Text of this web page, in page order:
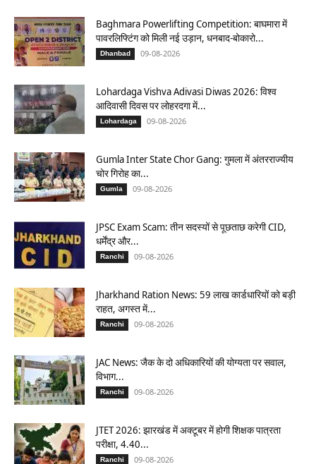
Baghmara Powerlifting Competition: बाघमारा में
पावरलिफ्टिंग को मिली नई उड़ान, धनबाद-बोकारो...
Dhanbad 09-08-2026
Lohardaga Vishva Adivasi Diwas 2026: विश्व
आदिवासी दिवस पर लोहरदगा में...
Lohardaga 09-08-2026
Gumla Inter State Chor Gang: गुमला में अंतरराज्यीय
चोर गिरोह का...
Gumla 09-08-2026
JPSC Exam Scam: तीन सदस्यों से पूछताछ करेगी CID,
धर्मेंद्र और...
Ranchi 09-08-2026
Jharkhand Ration News: 59 लाख कार्डधारियों को बड़ी
राहत, अगस्त में...
Ranchi 09-08-2026
JAC News: जैक के दो अधिकारियों की योग्यता पर सवाल,
विभाग...
Ranchi 09-08-2026
JTET 2026: झारखंड में अक्टूबर में होगी शिक्षक पात्रता
परीक्षा, 4.40...
Ranchi 09-08-2026